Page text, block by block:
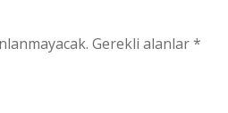
Gerekli alanlar*